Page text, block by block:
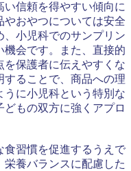
信頼を得やすい傾向に
やおやつについては安全
小児科でのサンプリン
機会です。また、直接的
を保護者に伝えやすくな
することで、商品への理
に小児科という特別な
もの双方に強くアプロ
食習慣を促進するうえで
養バランスに配慮した